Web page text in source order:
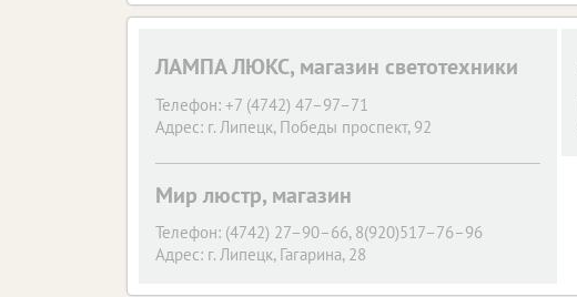
ЛАМПА ЛЮКС, магазин светотехники
Телефон: +7 (4742) 47–97–71
Адрес: г. Липецк, Победы проспект, 92
Мир люстр, магазин
Телефон: (4742) 27–90–66, 8(920)517–76–96
Адрес: г. Липецк, Гагарина, 28